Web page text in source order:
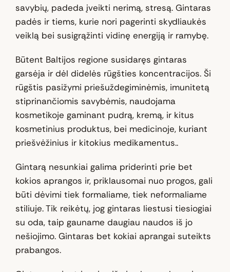
savybių, padeda įveikti nerimą, stresą. Gintaras
padės ir tiems, kurie nori pagerinti skydliaukės
veiklą bei susigrąžinti vidinę energiją ir ramybę.
Būtent Baltijos regione susidaręs gintaras
garsėja ir dėl didelės rūgšties koncentracijos. Ši
rūgštis pasižymi priešuždegiminėmis, imunitetą
stiprinančiomis savybėmis, naudojama
kosmetikoje gaminant pudrą, kremą, ir kitus
kosmetinius produktus, bei medicinoje, kuriant
priešvėžinius ir kitokius medikamentus..
Gintarą nesunkiai galima priderinti prie bet
kokios aprangos ir, priklausomai nuo progos, gali
būti dėvimi tiek formaliame, tiek neformaliame
stiliuje. Tik reikėtų, jog gintaras liestusi tiesiogiai
su oda, taip gauname daugiau naudos iš jo
nešiojimo. Gintaras bet kokiai aprangai suteikts
prabangos.